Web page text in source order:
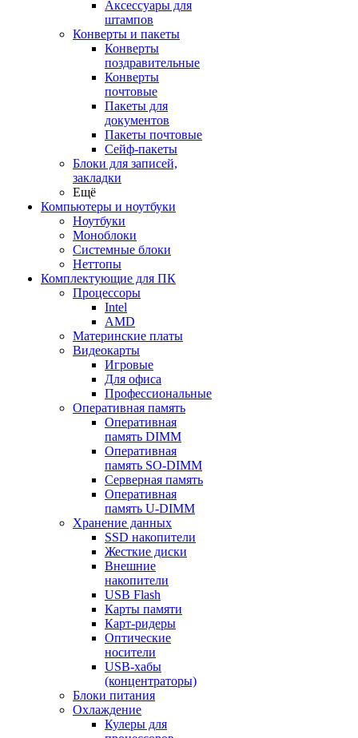
Аксессуары для
штампов
Конверты и пакеты
Конверты
поздравительные
Конверты
почтовые
Пакеты для
документов
Пакеты почтовые
Сейф-пакеты
Блоки для записей,
закладки
Ещё
Компьютеры и ноутбуки
Ноутбуки
Моноблоки
Системные блоки
Неттопы
Комплектующие для ПК
Процессоры
Intel
AMD
Материнские платы
Видеокарты
Игровые
Для офиса
Профессиональные
Оперативная память
Оперативная
память DIMM
Оперативная
память SO-DIMM
Серверная память
Оперативная
память U-DIMM
Хранение данных
SSD накопители
Жесткие диски
Внешние
накопители
USB Flash
Карты памяти
Карт-ридеры
Оптические
носители
USB-хабы
(концентраторы)
Блоки питания
Охлаждение
Кулеры для